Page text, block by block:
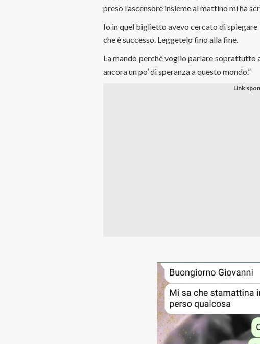
preso l’ascensore insieme al mattino mi ha
Io in quel biglietto avevo cercato di
che è successo. Leggetelo fino alla fine.
La mando perché voglio parlare soprattutto
ancora un po’ di speranza a questo mondo.”